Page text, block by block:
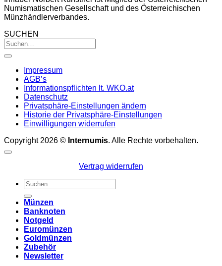
Numismatischen Gesellschaft und des Österreichischen
Münzhändlerverbandes.
SUCHEN
Impressum
AGB’s
Informationspflichten lt. WKO.at
Datenschutz
Privatsphäre-Einstellungen ändern
Historie der Privatsphäre-Einstellungen
Einwilligungen widerrufen
Copyright 2026 © Internumis. Alle Rechte vorbehalten.
Vertrag widerrufen
Suchen
nach:
Münzen
Banknoten
Notgeld
Euromünzen
Goldmünzen
Zubehör
Newsletter